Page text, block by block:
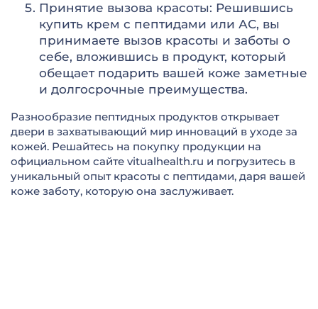
Принятие вызова красоты: Решившись
купить крем с пептидами или АС, вы
принимаете вызов красоты и заботы о
себе, вложившись в продукт, который
обещает подарить вашей коже заметные
и долгосрочные преимущества.
Разнообразие пептидных продуктов открывает
двери в захватывающий мир инноваций в уходе за
кожей. Решайтесь на покупку продукции на
официальном сайте vitualhealth.ru и погрузитесь в
уникальный опыт красоты с пептидами, даря вашей
коже заботу, которую она заслуживает.